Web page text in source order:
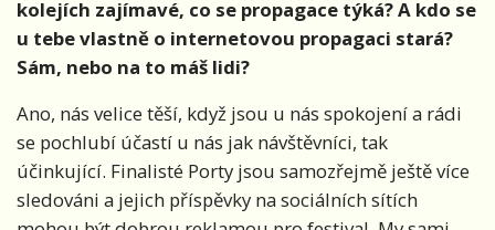
kolejích zajímavé, co se propagace týká? A kdo se
u tebe vlastně o internetovou propagaci stará?
Sám, nebo na to máš lidi?
Ano, nás velice těší, když jsou u nás spokojení a rádi
se pochlubí účastí u nás jak návštěvníci, tak
účinkující. Finalisté Porty jsou samozřejmě ještě více
sledováni a jejich příspěvky na sociálních sítích